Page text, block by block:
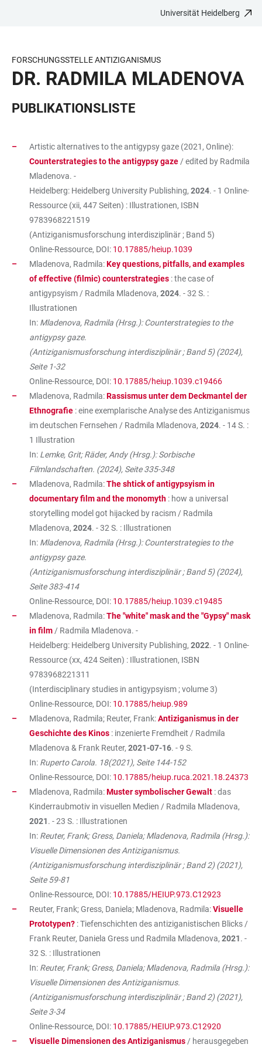
BARRIEREFREIHEIT
Universität Heidelberg
FORSCHUNGSSTELLE ANTIZIGANISMUS
DR. RADMILA MLADENOVA
PUBLIKATIONSLISTE
Artistic alternatives to the antigypsy gaze (2021, Online):
Counterstrategies to the antigypsy gaze / edited by Radmila
Mladenova. -
Heidelberg: Heidelberg University Publishing, 2024. - 1 Online-
Ressource (xii, 447 Seiten) : Illustrationen, ISBN
9783968221519
(Antiziganismusforschung interdisziplinär ; Band 5)
Online-Ressource, DOI: 10.17885/heiup.1039
Mladenova, Radmila:Key questions, pitfalls, and examples
of effective (filmic) counterstrategies : the case of
antigypsyism / Radmila Mladenova, 2024. - 32 S. :
Illustrationen
In: Mladenova, Radmila (Hrsg.): Counterstrategies to the
antigypsy gaze.
(Antiziganismusforschung interdisziplinär ; Band 5) (2024),
Seite 1-32
Online-Ressource, DOI: 10.17885/heiup.1039.c19466
Mladenova, Radmila:Rassismus unter dem Deckmantel der
Ethnografie : eine exemplarische Analyse des Antiziganismus
im deutschen Fernsehen / Radmila Mladenova, 2024. - 14 S. :
1 Illustration
In: Lemke, Grit; Räder, Andy (Hrsg.): Sorbische
Filmlandschaften. (2024), Seite 335-348
Mladenova, Radmila:The shtick of antigypsyism in
documentary film and the monomyth : how a universal
storytelling model got hijacked by racism / Radmila
Mladenova, 2024. - 32 S. : Illustrationen
In: Mladenova, Radmila (Hrsg.): Counterstrategies to the
antigypsy gaze.
(Antiziganismusforschung interdisziplinär ; Band 5) (2024),
Seite 383-414
Online-Ressource, DOI: 10.17885/heiup.1039.c19485
Mladenova, Radmila:The "white" mask and the "Gypsy" mask
in film / Radmila Mladenova. -
Heidelberg: Heidelberg University Publishing, 2022. - 1 Online-
Ressource (xx, 424 Seiten) : Illustrationen, ISBN
9783968221311
(Interdisciplinary studies in antigypsyism ; volume 3)
Online-Ressource, DOI: 10.17885/heiup.989
Mladenova, Radmila; Reuter, Frank:Antiziganismus in der
Geschichte des Kinos : inzenierte Fremdheit / Radmila
Mladenova & Frank Reuter, 2021-07-16. - 9 S.
In: Ruperto Carola. 18(2021), Seite 144-152
Online-Ressource, DOI: 10.17885/heiup.ruca.2021.18.24373
Mladenova, Radmila:Muster symbolischer Gewalt : das
Kinderraubmotiv in visuellen Medien / Radmila Mladenova,
2021. - 23 S. : Illustrationen
In: Reuter, Frank; Gress, Daniela; Mladenova, Radmila (Hrsg.):
Visuelle Dimensionen des Antiziganismus.
(Antiziganismusforschung interdisziplinär ; Band 2) (2021),
Seite 59-81
Online-Ressource, DOI: 10.17885/HEIUP.973.C12923
Reuter, Frank; Gress, Daniela; Mladenova, Radmila:Visuelle
Prototypen? : Tiefenschichten des antiziganistischen Blicks /
Frank Reuter, Daniela Gress und Radmila Mladenova, 2021. -
32 S. : Illustrationen
In: Reuter, Frank; Gress, Daniela; Mladenova, Radmila (Hrsg.):
Visuelle Dimensionen des Antiziganismus.
(Antiziganismusforschung interdisziplinär ; Band 2) (2021),
Seite 3-34
Online-Ressource, DOI: 10.17885/HEIUP.973.C12920
Visuelle Dimensionen des Antiziganismus / herausgegeben